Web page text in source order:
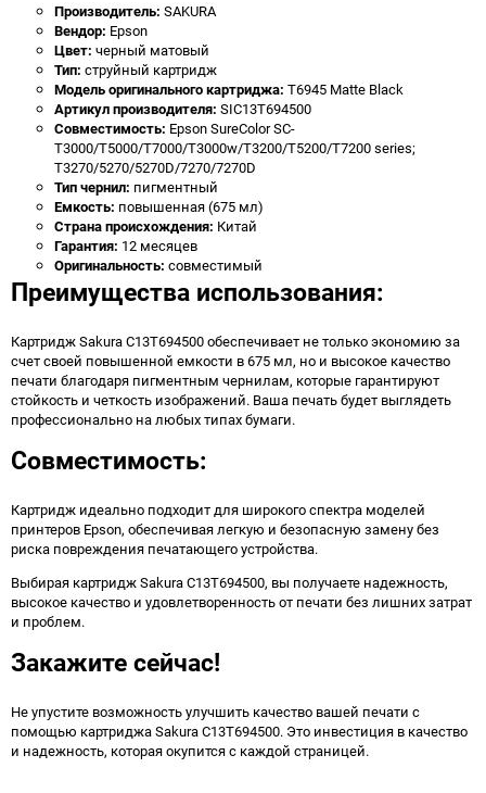
Производитель: SAKURA
Вендор: Epson
Цвет: черный матовый
Тип: струйный картридж
Модель оригинального картриджа: T6945 Matte Black
Артикул производителя: SIC13T694500
Совместимость: Epson SureColor SC-
T3000/T5000/T7000/T3000w/T3200/T5200/T7200 series;
T3270/5270/5270D/7270/7270D
Тип чернил: пигментный
Емкость: повышенная (675 мл)
Страна происхождения: Китай
Гарантия: 12 месяцев
Оригинальность: совместимый
Преимущества использования:
Картридж Sakura C13T694500 обеспечивает не только экономию за
счет своей повышенной емкости в 675 мл, но и высокое качество
печати благодаря пигментным чернилам, которые гарантируют
стойкость и четкость изображений. Ваша печать будет выглядеть
профессионально на любых типах бумаги.
Совместимость:
Картридж идеально подходит для широкого спектра моделей
принтеров Epson, обеспечивая легкую и безопасную замену без
риска повреждения печатающего устройства.
Выбирая картридж Sakura C13T694500, вы получаете надежность,
высокое качество и удовлетворенность от печати без лишних затрат
и проблем.
Закажите сейчас!
Не упустите возможность улучшить качество вашей печати с
помощью картриджа Sakura C13T694500. Это инвестиция в качество
и надежность, которая окупится с каждой страницей.